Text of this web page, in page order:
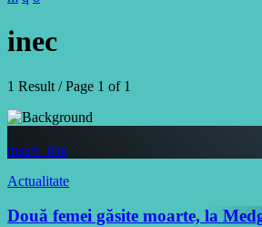
inec
1 Result / Page 1 of 1
insert_link
Actualitate
Două femei găsite moarte, la